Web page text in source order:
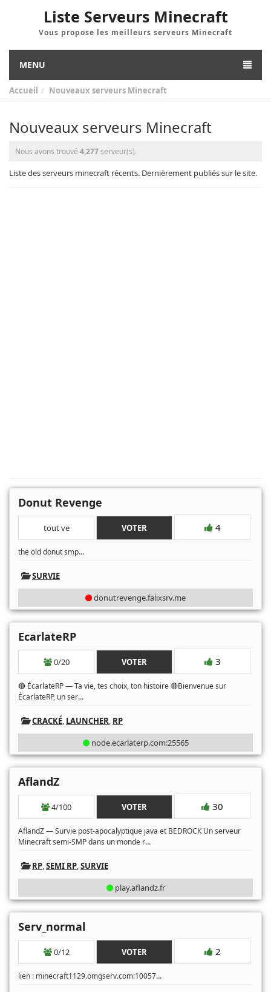
Liste Serveurs Minecraft
Vous propose les meilleurs serveurs Minecraft
MENU
Accueil Nouveaux serveurs Minecraft
Nouveaux serveurs Minecraft
Nous avons trouvé 4,277serveur(s).
Liste des serveurs minecraft récents. Dernièrement publiés sur le site.
Donut Revenge
tout ve VOTER 4
the old donut smp...
SURVIE
donutrevenge.falixsrv.me
EcarlateRP
0/20 VOTER 3
🔴 ÉcarlateRP — Ta vie, tes choix, ton histoire 🔴Bienvenue sur
ÉcarlateRP, un ser...
CRACKÉ, LAUNCHER, RP
node.ecarlaterp.com:25565
AflandZ
4/100 VOTER 30
AflandZ — Survie post-apocalyptique java et BEDROCK Un serveur
Minecraft semi-SMP dans un monde r...
RP,SEMI RP,SURVIE
play.aflandz.fr
Serv_normal
0/12 VOTER 2
lien : minecraft1129.omgserv.com:10057...